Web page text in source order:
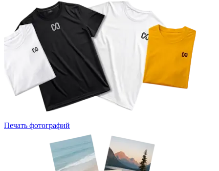
Печать фотографий